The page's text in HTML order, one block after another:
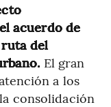
acuerdo de
del
El gran
a los
consolidación